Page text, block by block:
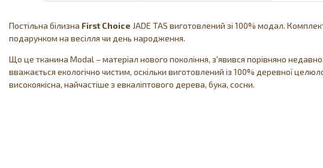
Постільна білизна First Choice JADE TAS виготовлений зі 100% модал.
подарунком на весілля чи день народження.
Що це тканина Modal – матеріал нового покоління, з'явився порівняно
вважається екологічно чистим, оскільки виготовлений із 100% деревної
високоякісна, найчастіше з евкаліптового дерева, бука, сосни.